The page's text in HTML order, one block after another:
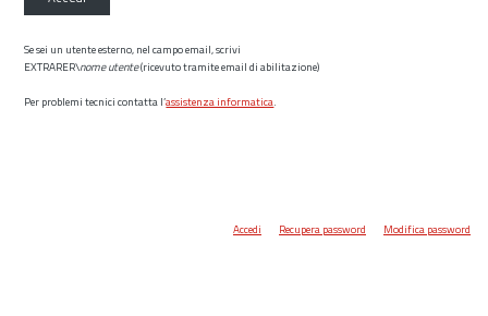
Se sei un utente esterno, nel campo email, scrivi
EXTRARER\nome utente(ricevuto tramite email di abilitazione)
Per problemi tecnici contatta l’assistenza informatica.
Accedi Recupera password Modifica password